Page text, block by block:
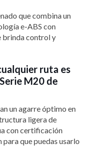
que combina un
e-ABS con
brinda control y
ruta es
M20 de
un agarre óptimo en
ligera de
con certificación
que puedas usarlo